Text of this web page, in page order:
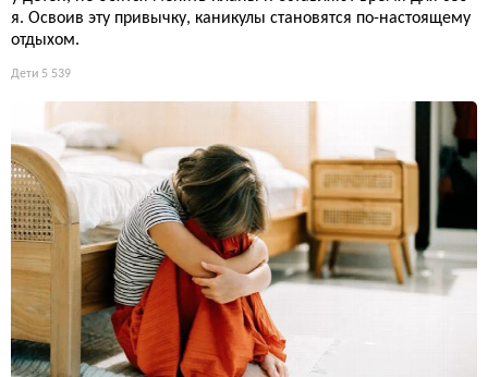
я. Освоив эту привычку, каникулы становятся по-настоящему
отдыхом.
Дети 5 539